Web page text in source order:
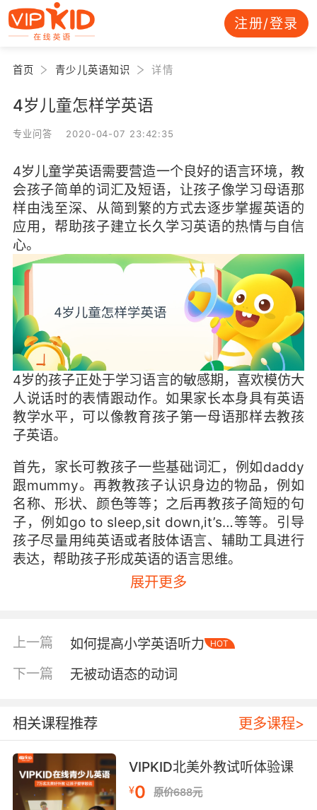
注册/登录
首页 青少儿英语知识 详情
4岁儿童怎样学英语
专业问答 2020-04-07 23:42:35
4岁儿童学英语需要营造一个良好的语言环境，教
会孩子简单的词汇及短语，让孩子像学习母语那
样由浅至深、从简到繁的方式去逐步掌握英语的
应用，帮助孩子建立长久学习英语的热情与自信
心。
4岁的孩子正处于学习语言的敏感期，喜欢模仿大
人说话时的表情跟动作。如果家长本身具有英语
教学水平，可以像教育孩子第一母语那样去教孩
子英语。
首先，家长可教孩子一些基础词汇，例如daddy
跟mummy。再教教孩子认识身边的物品，例如
名称、形状、颜色等等；之后再教孩子简短的句
子，例如go to sleep,sit down,it’s…等等。引导
孩子尽量用纯英语或者肢体语言、辅助工具进行
表达，帮助孩子形成英语的语言思维。
接着，家长可用孩子感兴趣的英文歌谣、小故
自然而然地融入英语的语境里，培养孩子的英语
语感。之后家长再鼓励孩子对音频资料内容进行
跟读或跟唱，认可孩子的表演，令孩子从中获得
最后，家长要将孩子对所学知识在日常生活中联
系起来，鼓励孩子自然而然的用英语表达，促进
孩子活学活用。例如孩子喜欢小猪佩奇，那么家
长可将小猪佩奇的动画场景搬到自己的现实生活
中，比方说佩奇在跳jump，在走walk，在跑
展开更多
上一篇 如何提高小学英语听力 HOT
下一篇 无被动语态的动词
相关课程推荐 更多课程>
VIPKID北美外教试听体验课
¥0 原价688元